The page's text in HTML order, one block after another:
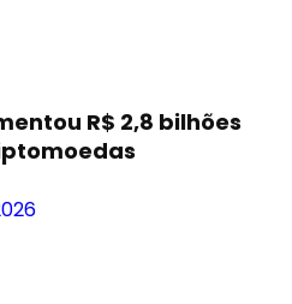
R$ 2,8 bilhões